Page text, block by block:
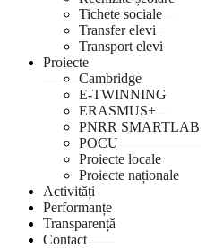
Tichete sociale
Transfer elevi
Transport elevi
Proiecte
Cambridge
E-TWINNING
ERASMUS+
PNRR SMARTLAB
POCU
Proiecte locale
Proiecte naționale
Activități
Performanțe
Transparență
Contact